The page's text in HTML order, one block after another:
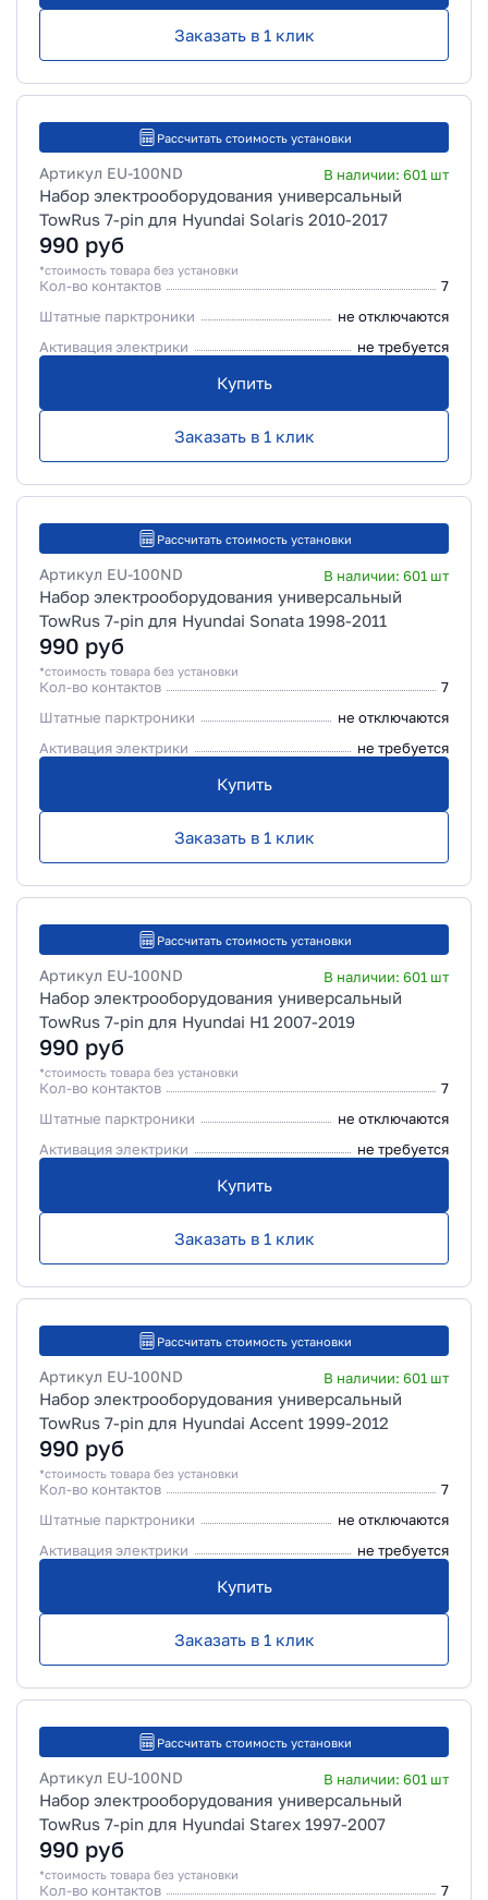
Заказать в 1 клик
Рассчитать стоимость установки
Артикул EU-100ND В наличии: 601 шт
Набор электрооборудования универсальный
TowRus 7-pin для Hyundai Solaris 2010-2017
990 руб
*стоимость товара без установки
Кол-во контактов
7
Штатные парктроники
не отключаются
Активация электрики
не требуется
Купить
Заказать в 1 клик
Рассчитать стоимость установки
Артикул EU-100ND В наличии: 601 шт
Набор электрооборудования универсальный
TowRus 7-pin для Hyundai Sonata 1998-2011
990 руб
*стоимость товара без установки
Кол-во контактов
7
Штатные парктроники
не отключаются
Активация электрики
не требуется
Купить
Заказать в 1 клик
Рассчитать стоимость установки
Артикул EU-100ND В наличии: 601 шт
Набор электрооборудования универсальный
TowRus 7-pin для Hyundai H1 2007-2019
990 руб
*стоимость товара без установки
Кол-во контактов
7
Штатные парктроники
не отключаются
Активация электрики
не требуется
Купить
Заказать в 1 клик
Рассчитать стоимость установки
Артикул EU-100ND В наличии: 601 шт
Набор электрооборудования универсальный
TowRus 7-pin для Hyundai Accent 1999-2012
990 руб
*стоимость товара без установки
Кол-во контактов
7
Штатные парктроники
не отключаются
Активация электрики
не требуется
Купить
Заказать в 1 клик
Рассчитать стоимость установки
Артикул EU-100ND В наличии: 601 шт
Набор электрооборудования универсальный
TowRus 7-pin для Hyundai Starex 1997-2007
990 руб
*стоимость товара без установки
Кол-во контактов
7